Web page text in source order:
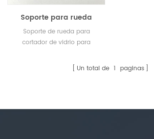
Soporte para rueda
cortadora
Soporte de rueda para
cortador de vidrio para
Un total de 1 paginas